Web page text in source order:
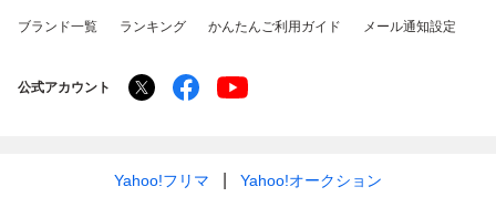
ブランド一覧 ランキング かんたんご利用ガイド メール通知設定
公式アカウント
Yahoo!フリマ Yahoo!オークション